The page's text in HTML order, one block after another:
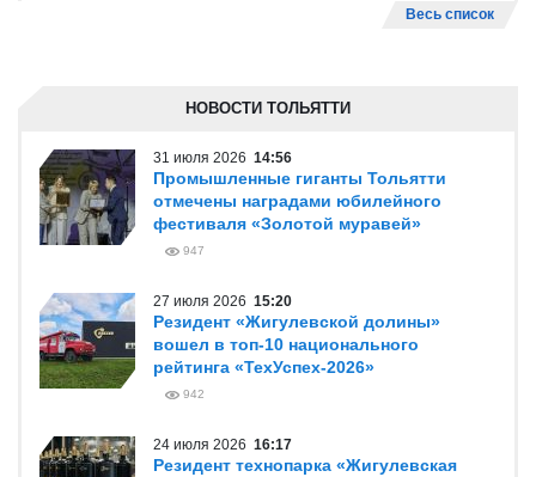
Весь список
НОВОСТИ ТОЛЬЯТТИ
31 июля 2026 14:56
Промышленные гиганты Тольятти
отмечены наградами юбилейного
фестиваля «Золотой муравей»
947
27 июля 2026 15:20
Резидент «Жигулевской долины»
вошел в топ-10 национального
рейтинга «ТехУспех-2026»
942
24 июля 2026 16:17
Резидент технопарка «Жигулевская